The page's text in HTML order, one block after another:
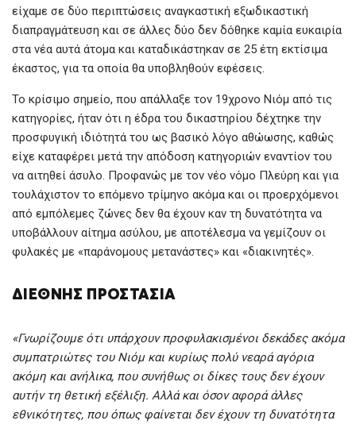
είχαμε σε δύο περιπτώσεις αναγκαστική εξωδικαστική
διαπραγμάτευση και σε άλλες δύο δεν δόθηκε καμία ευκαιρία
στα νέα αυτά άτομα και καταδικάστηκαν σε 25 έτη εκτίσιμα
έκαστος, για τα οποία θα υποβληθούν εφέσεις.
Το κρίσιμο σημείο, που απάλλαξε τον 19χρονο Νιόμ από τις
κατηγορίες, ήταν ότι η έδρα του δικαστηρίου δέχτηκε την
προσφυγική ιδιότητά του ως βασικό λόγο αθώωσης, καθώς
είχε καταφέρει μετά την απόδοση κατηγοριών εναντίον του
να αιτηθεί άσυλο. Προφανώς με τον νέο νόμο Πλεύρη και για
τουλάχιστον το επόμενο τρίμηνο ακόμα και οι προερχόμενοι
από εμπόλεμες ζώνες δεν θα έχουν καν τη δυνατότητα να
υποβάλλουν αίτημα ασύλου, με αποτέλεσμα να γεμίζουν οι
φυλακές με «παράνομους μετανάστες» και «διακινητές».
ΔΙΕΘΝΉΣ ΠΡΟΣΤΑΣΊΑ
«Γνωρίζουμε ότι υπάρχουν προφυλακισμένοι δεκάδες ακόμα
συμπατριώτες του Νιόμ και κυρίως πολύ νεαρά αγόρια
ακόμη και ανήλικα, που συνήθως οι δίκες τους δεν έχουν
αυτήν τη θετική εξέλιξη. Αλλά και όσον αφορά άλλες
εθνικότητες, που όπως φαίνεται δεν έχουν τη δυνατότητα